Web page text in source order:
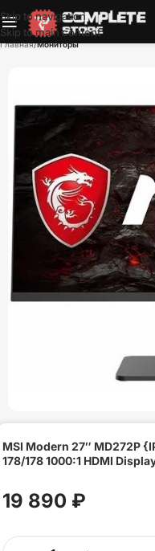
Skip to navigation
Skip to main content
Главная Мониторы
MSI Modern 27″ MD272P
178/178 1000:1 HDMI
19 890 ₽